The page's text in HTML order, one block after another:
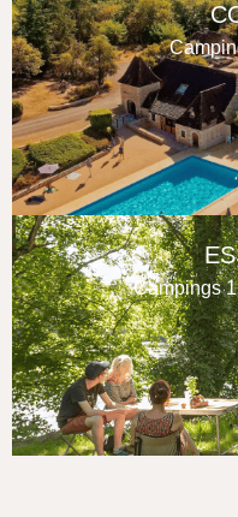
Campings